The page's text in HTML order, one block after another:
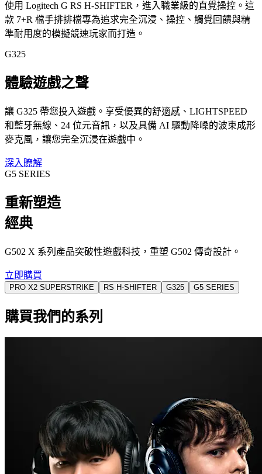
使用 Logitech G RS H-SHIFTER，進入職業級的直覺操控。這
款 7+R 檔手排排檔專為追求完全沉浸、操控、觸覺回饋與精
準耐用度的模擬競速玩家而打造。
G325
體驗遊戲之聲
讓 G325 帶您投入遊戲。享受優異的舒適感、LIGHTSPEED
和藍牙無線、24 位元音訊，以及具備 AI 驅動降噪的波束成形
麥克風，讓您完全沉浸在遊戲中。
深入瞭解
G5 SERIES
重新塑造
經典
G502 X 系列產品突破性遊戲科技，重塑 G502 傳奇設計。
立即購買
PRO X2 SUPERSTRIKE RS H-SHIFTER G325 G5 SERIES
購買我們的系列